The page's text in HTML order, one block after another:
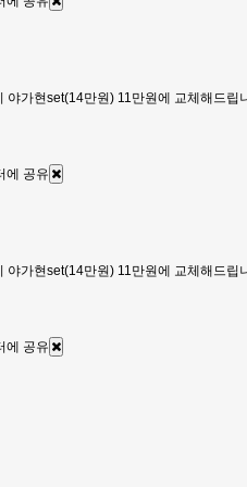
야가현set(14만원) 11만원에 교체해드립
야가현set(14만원) 11만원에 교체해드립